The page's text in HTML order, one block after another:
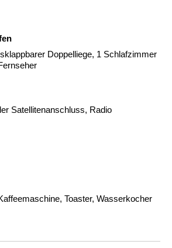
Doppelliege, 1 Schlafzimmer
Satellitenanschluss, Radio
Toaster, Wasserkocher